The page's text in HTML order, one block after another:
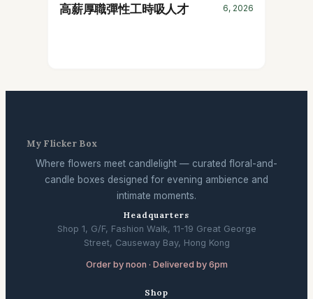
高薪厚職彈性工時吸人才
6, 2026
My Flicker Box
Where flowers meet candlelight — curated floral-and-
candle boxes designed for evening ambience and
intimate moments.
Headquarters
Shop 1, G/F, Fashion Walk, 11-19 Great George
Street, Causeway Bay, Hong Kong
Order by noon · Delivered by 6pm
Shop